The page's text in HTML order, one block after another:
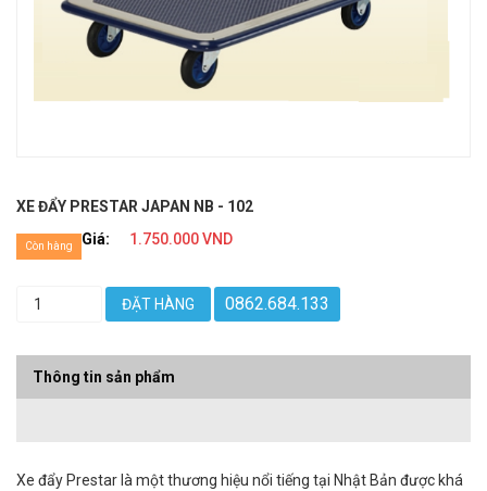
XE ĐẨY PRESTAR JAPAN NB - 102
Giá:
1.750.000 VND
Còn hàng
ĐẶT HÀNG 0862.684.133
Thông tin sản phẩm
Xe đẩy Prestar là một thương hiệu nổi tiếng tại Nhật Bản được khá